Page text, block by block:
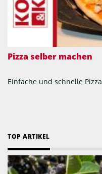
Pizza selber machen
Einfache und schnelle Pizza
TOP ARTIKEL